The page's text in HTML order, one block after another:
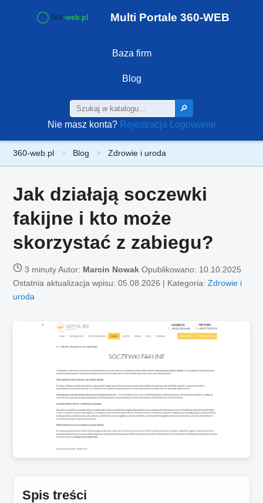
Multi Portale 360-WEB
Baza firm
Blog
🔎
Nie masz konta? Rejestracja Logowanie
360-web.pl Blog Zdrowie i uroda
Jak działają soczewki
fakijne i kto może
skorzystać z zabiegu?
3 minutyAutor: Marcin Nowak Opublikowano: 10.10.2025
Ostatnia aktualizacja wpisu: 05.08.2026 | Kategoria:Zdrowie i
uroda
Spis treści